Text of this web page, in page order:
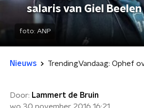
salaris van Giel Beelen
foto: ANP
Nieuws
Door: Lammert de Bruin